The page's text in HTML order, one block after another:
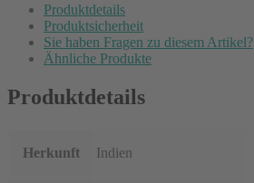
Produktdetails
Produktsicherheit
Sie haben Fragen zu diesem Artikel?
Ähnliche Produkte
Produktdetails
Herkunft Indien